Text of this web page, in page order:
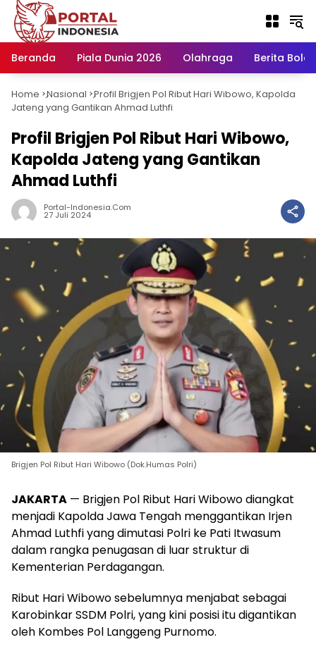
Langsung
konten
Beranda
Piala Dunia 2026 Olahraga Berita Bola
Home -
Nasional -
Profil Brigjen Pol Ribut Hari Wibowo, Kapolda
Jateng yang Gantikan Ahmad Luthfi
Profil Brigjen Pol Ribut Hari Wibowo,
Kapolda Jateng yang Gantikan
Ahmad Luthfi
Portal-Indonesia.com
27 Juli 2024
Brigjen Pol Ribut Hari Wibowo (Dok.Humas Polri)
JAKARTA — Brigjen Pol Ribut Hari Wibowo diangkat
menjadi Kapolda Jawa Tengah menggantikan Irjen
Ahmad Luthfi yang dimutasi Polri ke Pati Itwasum
dalam rangka penugasan di luar struktur di
Kementerian Perdagangan.
Ribut Hari Wibowo sebelumnya menjabat sebagai
Karobinkar SSDM Polri, yang kini posisi itu digantikan
oleh Kombes Pol Langgeng Purnomo.